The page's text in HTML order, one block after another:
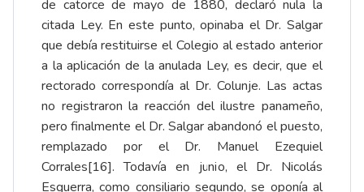
de catorce de mayo de 1880, declaró nula la
citada Ley. En este punto, opinaba el Dr. Salgar
que debía restituirse el Colegio al estado anterior
a la aplicación de la anulada Ley, es decir, que el
rectorado correspondía al Dr. Colunje. Las actas
no registraron la reacción del ilustre panameño,
pero finalmente el Dr. Salgar abandonó el puesto,
remplazado por el Dr. Manuel Ezequiel
Corrales[16]. Todavía en junio, el Dr. Nicolás
Esguerra, como consiliario segundo, se oponía al